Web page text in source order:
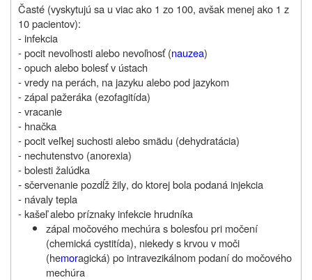
Časté (vyskytujú sa u viac ako 1 zo 100, avšak menej ako 1 z
10 pacientov):
- infekcia
- pocit nevoľnosti alebo nevoľnosť (nauzea)
- opuch alebo bolesť v ústach
- vredy na perách, na jazyku alebo pod jazykom
- zápal pažeráka (ezofagitída)
- vracanie
- hnačka
- pocit veľkej suchosti alebo smädu (dehydratácia)
- nechutenstvo (anorexia)
- bolesti žalúdka
-sčervenanie pozdĺž žily, do ktorej bola podaná injekcia
- návaly tepla
- kašeľ alebo príznaky infekcie hrudníka
zápal močového mechúra s bolesťou pri močení
(chemická cystitída), niekedy s krvou v moči
(hemoragická) po intravezikálnom podaní do močového
mechúra